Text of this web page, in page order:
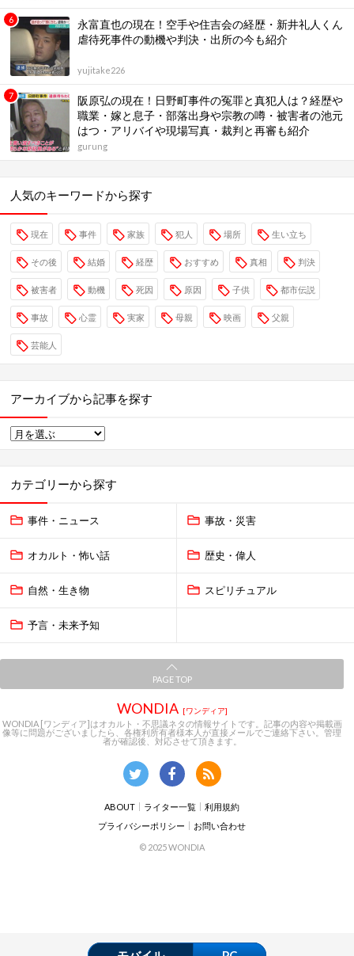
永富直也の現在！空手や住吉会の経歴・新井礼人くん
虐待死事件の動機や判決・出所の今も紹介
yujitake226
阪原弘の現在！日野町事件の冤罪と真犯人は？経歴や
職業・嫁と息子・部落出身や宗教の噂・被害者の池元
はつ・アリバイや現場写真・裁判と再審も紹介
gurung
人気のキーワードから探す
現在 事件 家族 犯人 場所 生い立ち
その後 結婚 経歴 おすすめ 真相 判決
被害者 動機 死因 原因 子供 都市伝説
事故 心霊 実家 母親 映画 父親
芸能人
アーカイブから記事を探す
カテゴリーから探す
事件・ニュース 事故・災害
オカルト・怖い話 歴史・偉人
自然・生き物 スピリチュアル
予言・未来予知
PAGE TOP
WONDIA [ワンディア]
WONDIA [ワンディア]はオカルト・不思議ネタの情報サイトです。記事の内容や掲載画
像等に問題がございましたら、各権利所有者様本人が直接メールでご連絡下さい。管理
者が確認後、対応させて頂きます。
ABOUT ライター一覧
利用規約
プライバシーポリシー
お問い合わせ
© 2025 WONDIA